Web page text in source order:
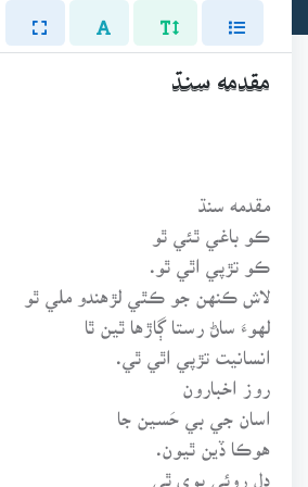
مقدمه سنڌ
مقدمه سنڌ
ڪو باغي ٿئي ٿو
ڪو تڙپي اٿي ٿو.
لاش ڪنهن جو ڪٿي لڙهندو ملي ٿو
لهوءَ ساڻ رستا ڳاڙها ٿين ٿا
انسانيت تڙپي اٿي ٿي.
روز اخبارون
اسان جي بي حَسين جا
هوڪا ڏين ٿيون.
دل روئي پوي ٿي